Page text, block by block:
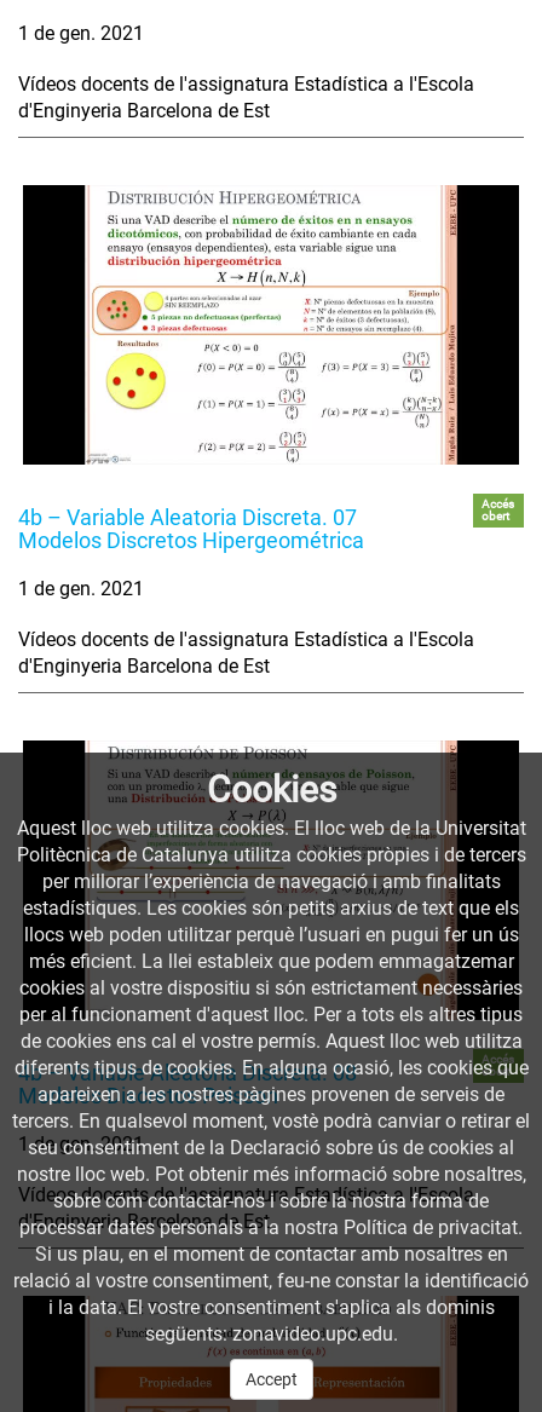
1 de gen. 2021
Vídeos docents de l'assignatura Estadística a l'Escola
d'Enginyeria Barcelona de Est
4b – Variable Aleatoria Discreta. 07
Modelos Discretos Hipergeométrica
Accés
obert
1 de gen. 2021
Vídeos docents de l'assignatura Estadística a l'Escola
d'Enginyeria Barcelona de Est
4b – Variable Aleatoria Discreta. 08
Modelos Discretos Poisson
Accés
obert
1 de gen. 2021
Vídeos docents de l'assignatura Estadística a l'Escola
d'Enginyeria Barcelona de Est
Cookies
Aquest lloc web utilitza cookies. El lloc web de la Universitat
Politècnica de Catalunya utilitza cookies pròpies i de tercers
per millorar l’experiència de navegació i amb finalitats
estadístiques. Les cookies són petits arxius de text que els
llocs web poden utilitzar perquè l’usuari en pugui fer un ús
més eficient. La llei estableix que podem emmagatzemar
cookies al vostre dispositiu si són estrictament necessàries
per al funcionament d'aquest lloc. Per a tots els altres tipus
de cookies ens cal el vostre permís. Aquest lloc web utilitza
diferents tipus de cookies. En alguna ocasió, les cookies que
apareixen a les nostres pàgines provenen de serveis de
tercers. En qualsevol moment, vostè podrà canviar o retirar el
seu consentiment de la Declaració sobre ús de cookies al
nostre lloc web. Pot obtenir més informació sobre nosaltres,
sobre cóm contactar-nos i sobre la nostra forma de
processar dates personals a la nostra Política de privacitat.
Si us plau, en el moment de contactar amb nosaltres en
relació al vostre consentiment, feu-ne constar la identificació
i la data. El vostre consentiment s'aplica als dominis
següents: zonavideo.upc.edu.
Accept